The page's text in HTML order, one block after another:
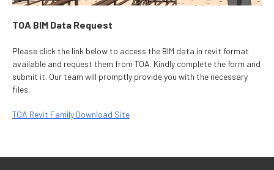
TOA BIM Data Request
Please click the link below to access the BIM data in revit format
available and request them from TOA. Kindly complete the form and
submit it. Our team will promptly provide you with the necessary
files.
TOA Revit Family Download Site